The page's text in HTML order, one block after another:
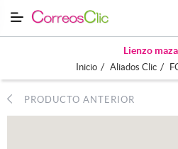
Lienzo
Inicio / Aliados Clic /
PRODUCTO ANTERIOR